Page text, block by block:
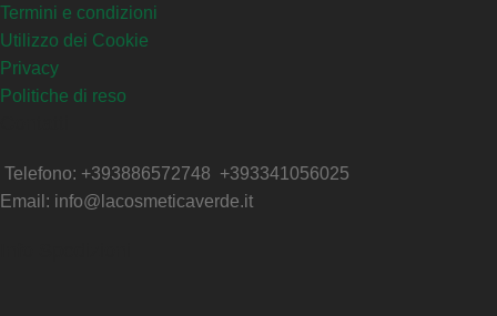
Termini e condizioni
Utilizzo dei Cookie
Privacy
Politiche di reso
Telefono: +393886572748 +393341056025
Email: info@lacosmeticaverde.it